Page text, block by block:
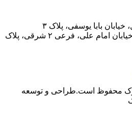
بابا یوسفی، پلاک ۳
اصفهان شاهین شهر، خیابان امام علی، فرعی ۲ شرقی، پلاک
محفوظ است.طراحی و توسعه